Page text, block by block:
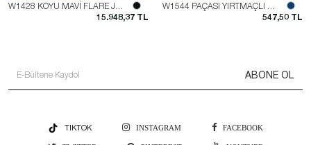
W1428 KOYU MAVİ FLARE JEAN
15.948,37 TL
W1544 PAÇASI YIRTMAÇLI WIDE LEG JEAN
547,50 TL
ABONE OL
TIKTOK INSTAGRAM FACEBOOK